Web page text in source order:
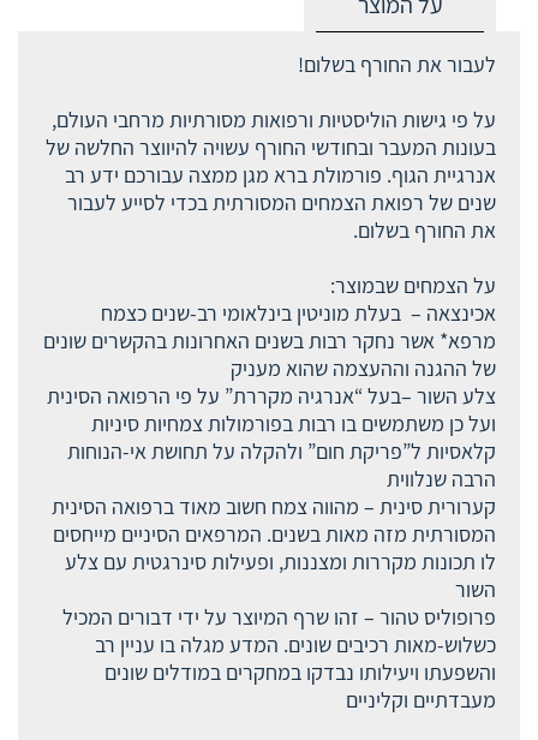
לעבור את החורף בשלום!
על פי גישות הוליסטיות ורפואות מסורתיות מרחבי העולם,
בעונות המעבר ובחודשי החורף עשויה להיווצר החלשה של
אנרגיית הגוף. פורמולת ברא מגן ממצה עבורכם ידע רב
שנים של רפואת הצמחים המסורתית בכדי לסייע לעבור
את החורף בשלום.
על הצמחים שבמוצר:
אכינצאה – בעלת מוניטין בינלאומי רב-שנים כצמח
מרפא* אשר נחקר רבות בשנים האחרונות בהקשרים שונים
של ההגנה וההעצמה שהוא מעניק
צלע השור –בעל “אנרגיה מקררת” על פי הרפואה הסינית
ועל כן משתמשים בו רבות בפורמולות צמחיות סיניות
קלאסיות ל”פריקת חום” ולהקלה על תחושת אי-הנוחות
הרבה שנלווית
קערורית סינית – מהווה צמח חשוב מאוד ברפואה הסינית
המסורתית מזה מאות בשנים. המרפאים הסיניים מייחסים
לו תכונות מקררות ומצננות, ופעילות סינרגטית עם צלע
השור
פרופוליס טהור – זהו שרף המיוצר על ידי דבורים המכיל
כשלוש-מאות רכיבים שונים. המדע מגלה בו עניין רב
והשפעתו ויעילותו נבדקו במחקרים במודלים שונים
מעבדתיים וקליניים